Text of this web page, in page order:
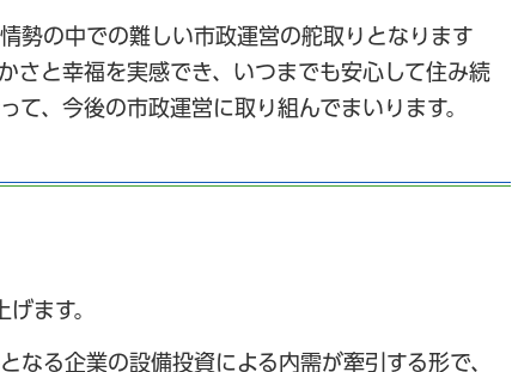
勢の中での難しい市政運営の舵取りとなります
さと幸福を実感でき、いつまでも安心して住み続
、今後の市政運営に取り組んでまいります。
ます。
る企業の設備投資による内需が牽引する形で、